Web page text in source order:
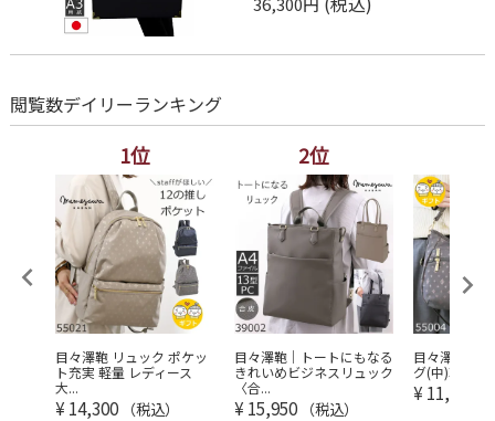
閲覧数デイリーランキング
1位
目々澤鞄 リュック ポケッ
ト充実 軽量 レディース
大...
¥ 14,300 （税込）
2位
目々澤鞄｜トートにもなる
きれいめビジネスリュック
〈合...
¥ 15,950 （税込）
目々澤鞄 シ
グ(中)軽量
¥ 11,550